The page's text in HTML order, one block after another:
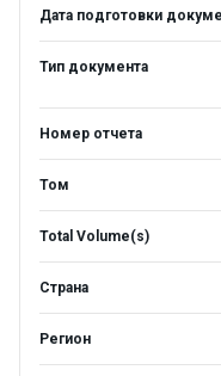
Дата подготовки
Тип документа
Номер отчета
Том
Total Volume(s)
Страна
Регион